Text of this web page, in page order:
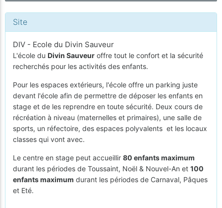
Site
DIV - Ecole du Divin Sauveur
L'école du Divin Sauveur offre tout le confort et la sécurité
recherchés pour les activités des enfants.
Pour les espaces extérieurs, l'école offre un parking juste
devant l'école afin de permettre de déposer les enfants en
stage et de les reprendre en toute sécurité. Deux cours de
récréation à niveau (maternelles et primaires), une salle de
sports, un réfectoire, des espaces polyvalents et les locaux
classes qui vont avec.
Le centre en stage peut accueillir 80 enfants maximum
durant les périodes de Toussaint, Noël & Nouvel-An et 100
enfants maximum durant les périodes de Carnaval, Pâques
et Eté.